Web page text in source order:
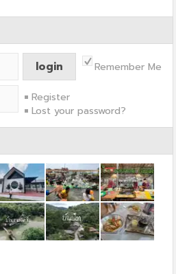
Remember Me
Register
Lost your password?